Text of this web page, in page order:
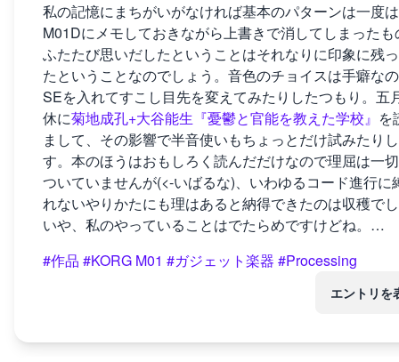
私の記憶にまちがいがなければ基本のパターンは一度は
M01Dにメモしておきながら上書きで消してしまったも
ふたたび思いだしたということはそれなりに印象に残
たということなのでしょう。音色のチョイスは手癖な
SEを入れてすこし目先を変えてみたりしたつもり。五
休に菊地成孔+大谷能生『憂鬱と官能を教えた学校』 を
まして、その影響で半音使いもちょっとだけ試みたり
す。本のほうはおもしろく読んだだけなので理屈は一
ついていませんが(<-いばるな)、いわゆるコード進行に
れないやりかたにも理はあると納得できたのは収穫で
いや、私のやっていることはでたらめですけどね。…
#作品 #KORG M01 #ガジェット楽器 #Processing
エントリを